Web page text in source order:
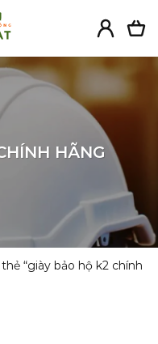
HÃNG
“giày bảo hộ k2 chính